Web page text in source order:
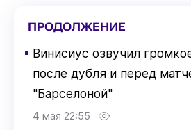
ПРОДОЛЖЕНИЕ
▪ Винисиус озвучил
после дубля и перед
"Барселоной"
4 мая 22:55